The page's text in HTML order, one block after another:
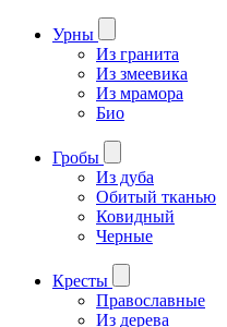
Урны
Из гранита
Из змеевика
Из мрамора
Био
Гробы
Из дуба
Обитый тканью
Ковидный
Черные
Кресты
Православные
Из дерева